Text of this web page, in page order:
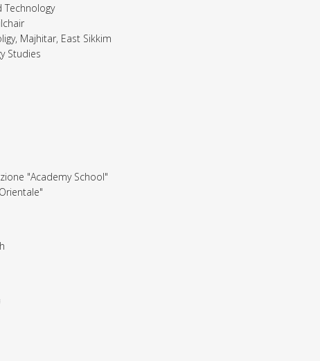
Technology
Majhitar, East Sikkim
Studies
"Academy School"